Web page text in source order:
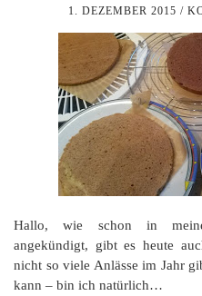
1. DEZEMBER 2015 /
Hallo, wie schon in
angekündigt, gibt es heute
nicht so viele Anlässe im Jahr
kann – bin ich natürlich…